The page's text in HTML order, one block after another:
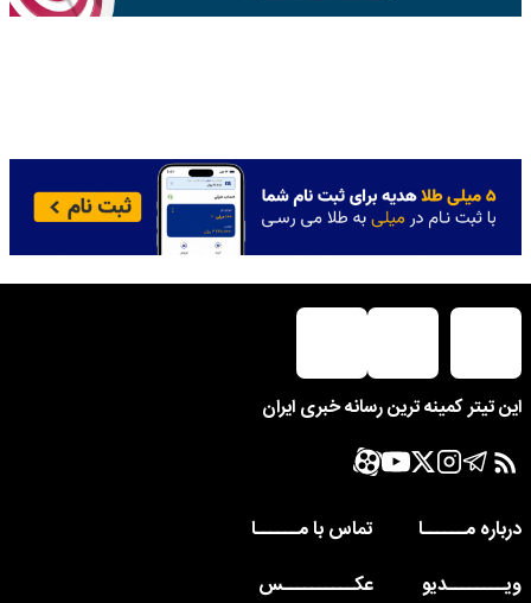
این تیتر کمینه ترین رسانه خبری ایران
درباره مــــــا
تماس با مــــــا
ویــــــــدیو
عکــــــــــس